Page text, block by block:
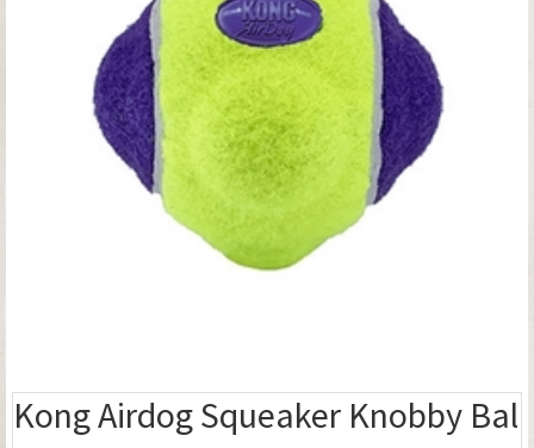
Kong Airdog Squeaker Knobby Bal